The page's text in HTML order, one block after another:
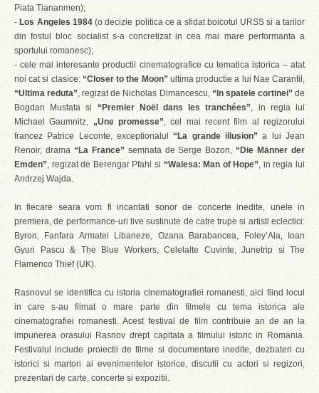
Piata Tiananmen);
- Los Angeles 1984(o decizie politica ce a sfidat boicotul URSS si a tarilor
din fostul bloc socialist s-a concretizat in cea mai mare performanta a
sportului romanesc);
- cele mai interesante productii cinematografice cu tematica istorica – atat
noi cat si clasice: “Closer to the Moon” ultima productie a lui Nae Caranfil,
“Ultima reduta”, regizat de Nicholas Dimancescu, “In spatele cortinei”de
Bogdan Mustata si “Premier Noël dans les tranchées”, in regia lui
Michael Gaumnitz, „Une promesse”, cel mai recent film al regizorului
francez Patrice Leconte, exceptionalul“La grande illusion” a lui Jean
Renoir, drama “La France”semnata de Serge Bozon, “Die Männer der
Emden”, regizat de Berengar Pfahl si “Walesa: Man of Hope”, in regia lui
Andrzej Wajda.
In fiecare seara vom fi incantati sonor de concerte inedite, unele in
premiera, de performance-uri live sustinute de catre trupe si artisti eclectici:
Byron, Fanfara Armatei Libaneze, Ozana Barabancea, Foley’Ala, Ioan
Gyuri Pascu & The Blue Workers, Celelalte Cuvinte, Junetrip si The
Flamenco Thief (UK).
Rasnovul se identifica cu istoria cinematografiei romanesti, aici fiind locul
in care s-au filmat o mare parte din filmele cu tema istorica ale
cinematografiei romanesti. Acest festival de film contribuie an de an la
impunerea orasului Rasnov drept capitala a filmului istoric in Romania.
Festivalul include proiectii de filme si documentare inedite, dezbateri cu
istorici si martori ai evenimentelor istorice, discutii cu actori si regizori,
prezentari de carte, concerte si expozitii.